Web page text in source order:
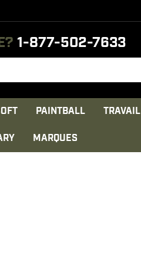
1-877-502-7633
PAINTBALL TRAVAIL
MARQUES